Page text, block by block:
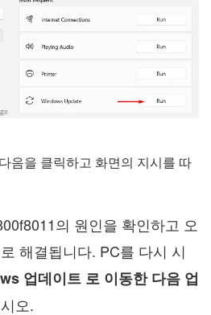
음을 클릭하고 화면의 지시를 따
의 원인을 확인하고 오
해결됩니다. PC를 다시 시
업데이트 로 이동한 다음 업
오.